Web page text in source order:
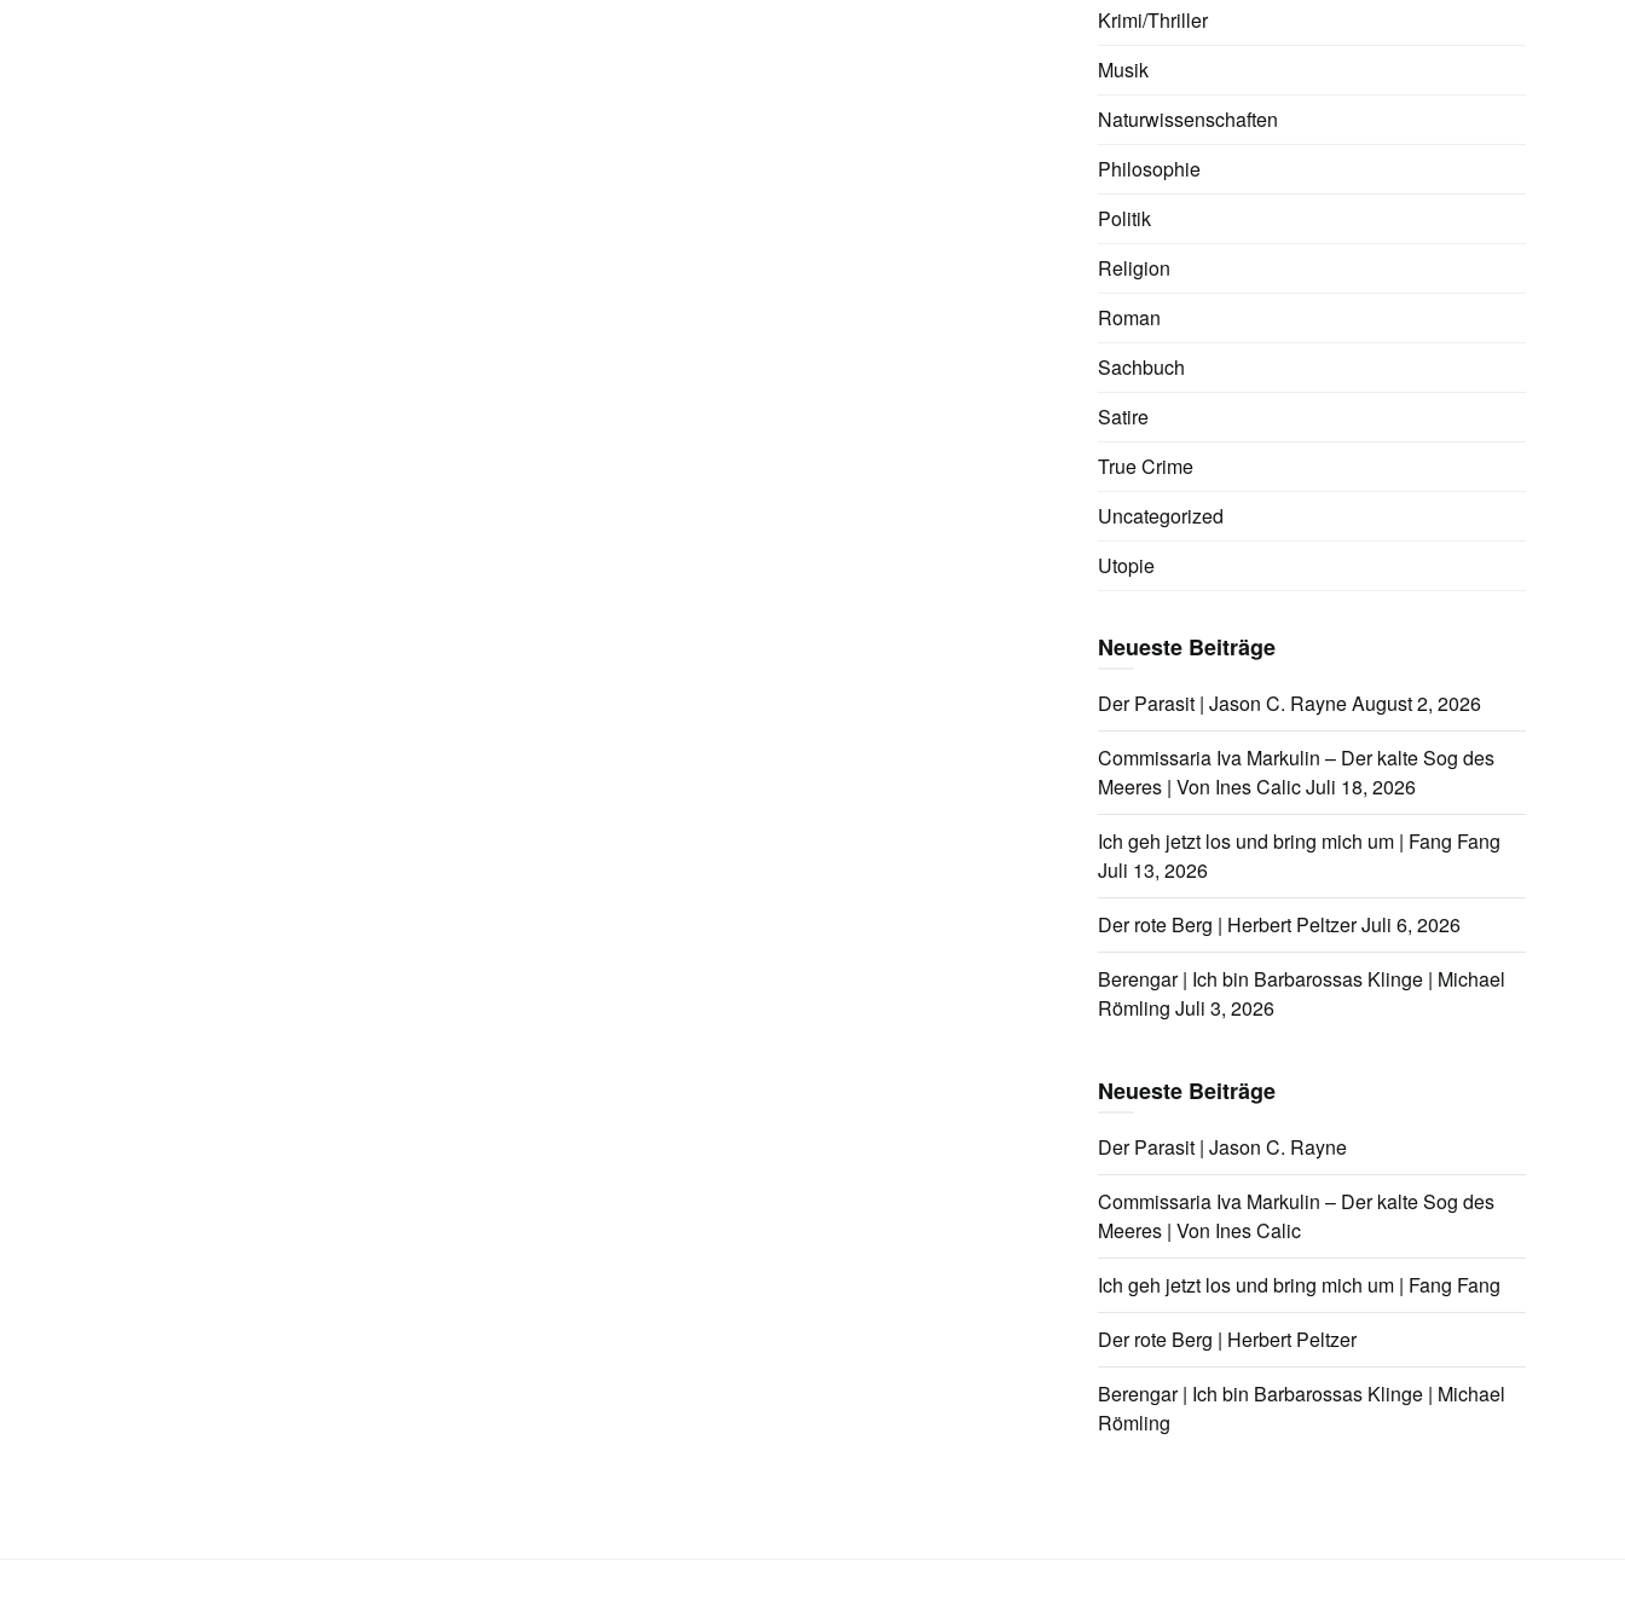
Krimi/Thriller
Musik
Naturwissenschaften
Philosophie
Politik
Religion
Roman
Sachbuch
Satire
True Crime
Uncategorized
Utopie
Neueste Beiträge
Der Parasit | Jason C. RayneAugust 2, 2026
Commissaria Iva Markulin – Der kalte Sog des
Meeres | Von Ines CalicJuli 18, 2026
Ich geh jetzt los und bring mich um | Fang Fang
Juli 13, 2026
Der rote Berg | Herbert PeltzerJuli 6, 2026
Berengar | Ich bin Barbarossas Klinge | Michael
Römling Juli 3, 2026
Neueste Beiträge
Der Parasit | Jason C. Rayne
Commissaria Iva Markulin – Der kalte Sog des
Meeres | Von Ines Calic
Ich geh jetzt los und bring mich um | Fang Fang
Der rote Berg | Herbert Peltzer
Berengar | Ich bin Barbarossas Klinge | Michael
Römling